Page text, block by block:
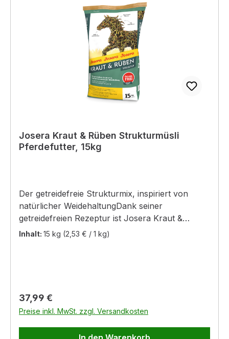
Josera Kraut & Rüben Strukturmüsli
Pferdefutter, 15kg
Der getreidefreie Strukturmix, inspiriert von
natürlicher WeidehaltungDank seiner
getreidefreien Rezeptur ist Josera Kraut &
Rüben Struktur der ideale Strukturmix für eine
Stoffwechselstörungen undÜbergewicht anfällig
sind. Josera Kraut & Rüben Struktur ist von der
natürlichen Weidehaltung eines Pferdes
Inhalt: 15 kg (2,53 € / 1 kg)
Regulärer Preis:
37,99 €
Preise inkl. MwSt. zzgl. Versandkosten